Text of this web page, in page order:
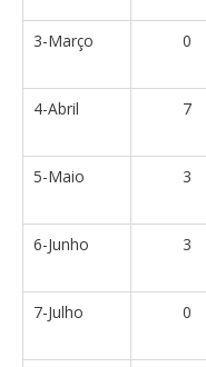
3-Março 0
4-Abril 7
5-Maio 3
6-Junho 3
7-Julho 0